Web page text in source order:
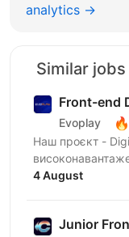
analytics →
Similar jobs
Front-end
Evoplay 🔥
Наш проєкт -
створювати
4 August
Junior